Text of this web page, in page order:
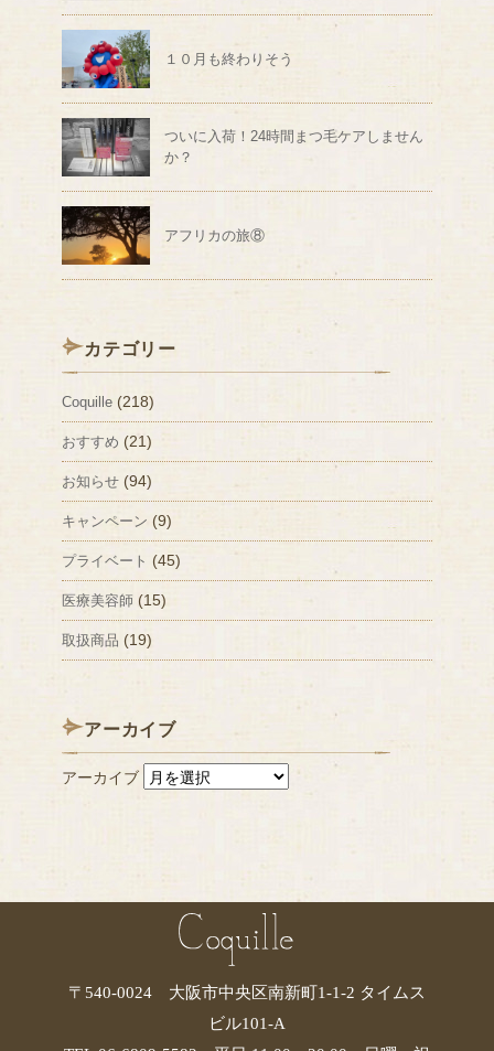
１０月も終わりそう
ついに入荷！24時間まつ毛ケアしません
か？
アフリカの旅⑧
カテゴリー
Coquille (218)
おすすめ (21)
お知らせ (94)
キャンペーン (9)
プライベート (45)
医療美容師 (15)
取扱商品 (19)
アーカイブ
アーカイブ
〒540-0024 大阪市中央区南新町1-1-2 タイムス
ビル101-A